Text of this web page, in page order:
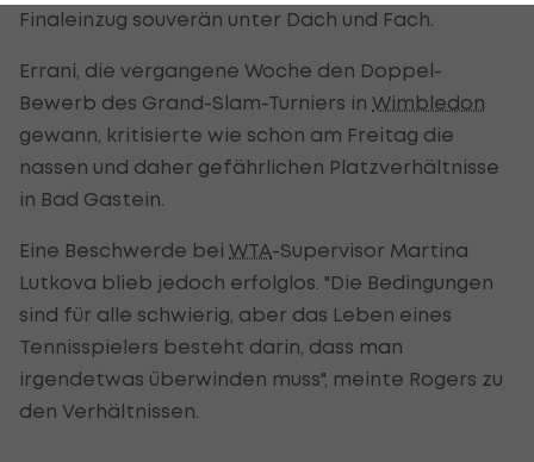
Finaleinzug souverän unter Dach und Fach.
Errani, die vergangene Woche den Doppel-
Bewerb des Grand-Slam-Turniers in Wimbledon
gewann, kritisierte wie schon am Freitag die
nassen und daher gefährlichen Platzverhältnisse
in Bad Gastein.
Eine Beschwerde bei WTA-Supervisor Martina
Lutkova blieb jedoch erfolglos. "Die Bedingungen
sind für alle schwierig, aber das Leben eines
Tennisspielers besteht darin, dass man
irgendetwas überwinden muss", meinte Rogers zu
den Verhältnissen.